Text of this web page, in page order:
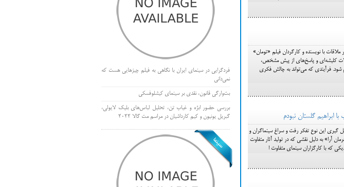
با نویسنده و کارگردان فیلم «تومان»
کلیشه‌ای و پاسخ‌های از پیش مشخص،
شود. فرآیندی که می‌تواند به چالش فکری
ابراهیم گلستان نبودم
کرد، باید به سراغ ریشه های شکل گیری این نوع تفکر رفت و سراغ سینماگران و
آرا» به دلیل نقشی که در تولید آثار متفاوت
که با کارگزاران سینمای متفاوت ا
فردگرایی در سینمای ایران با نگاهی به فیلم چیزهایی هست که
نمی‌دانی
بت‌وارگی قانون، نقدی بر سینمای کیشلوفسکی
بررسی حضور ابژه و غیاب تن، تحلیل لباس‌های بلیک لایولی،
گبریل یونیون و کیم کارداشیان در مراسم مت گالا ۲۰۲۲